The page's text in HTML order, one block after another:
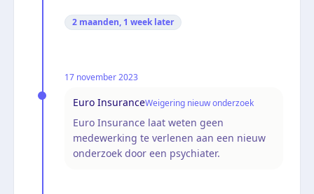
2 maanden, 1 week later
17 november 2023
Euro InsuranceWeigering nieuw onderzoek
Euro Insurance laat weten geen
medewerking te verlenen aan een nieuw
onderzoek door een psychiater.